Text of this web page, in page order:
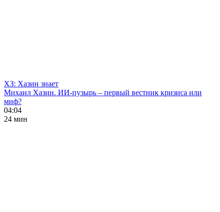
ХЗ: Хазин знает
Михаил Хазин. ИИ-пузырь – первый вестник кризиса или
миф?
04:04
24 мин